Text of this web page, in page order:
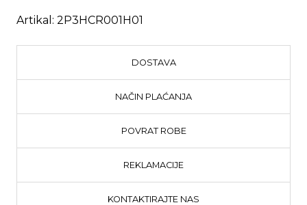
Artikal: 2P3HCR001H01
DOSTAVA
NAČIN PLAĆANJA
POVRAT ROBE
REKLAMACIJE
KONTAKTIRAJTE NAS